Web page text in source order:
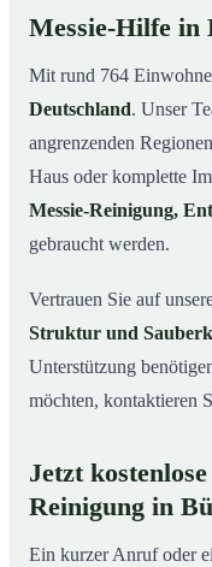
Messie-Hilfe in
Mit rund 764
Deutschland. Unser
angrenzenden
Haus oder komplette
Messie-Reinigung,
gebraucht werden.
Vertrauen Sie auf
Struktur und
Unterstützung
möchten, kontaktieren
Jetzt
Reinigung in
Ein kurzer Anruf oder